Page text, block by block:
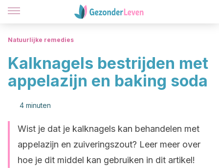
Natuurlijke remedies
Kalknagels bestrijden met
appelazijn en baking soda
4 minuten
Wist je dat je kalknagels kan behandelen met
appelazijn en zuiveringszout? Leer meer over
hoe je dit middel kan gebruiken in dit artikel!